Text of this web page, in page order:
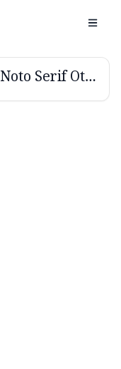
Noto Serif Ottoman Siyaq